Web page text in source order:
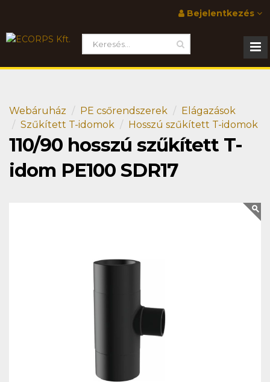
Bejelentkezés
Webáruház PE csőrendszerek
Elágazások
Szűkített T-idomok
Hosszú szűkített T-idomok
110/90 hosszú szűkített T-
idom PE100 SDR17